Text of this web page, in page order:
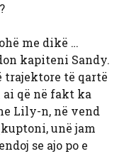
me dikë …
kapiteni Sandy.
trajektore të qartë
që në fakt ka
Lily-n, në vend
unë jam
se ajo po e